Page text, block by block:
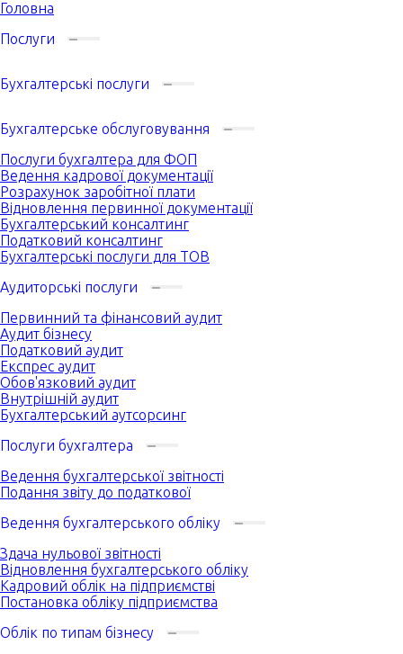
Головна
Послуги
Бухгалтерські послуги
Бухгалтерське обслуговування
Послуги бухгалтера для ФОП
Ведення кадрової документації
Розрахунок заробітної плати
Відновлення первинної документації
Бухгалтерський консалтинг
Податковий консалтинг
Бухгалтерські послуги для ТОВ
Аудиторські послуги
Первинний та фінансовий аудит
Аудит бізнесу
Податковий аудит
Експрес аудит
Обов'язковий аудит
Внутрішній аудит
Бухгалтерський аутсорсинг
Послуги бухгалтера
Ведення бухгалтерської звітності
Подання звіту до податкової
Ведення бухгалтерського обліку
Здача нульової звітності
Відновлення бухгалтерського обліку
Кадровий облік на підприємстві
Постановка обліку підприємства
Облік по типам бізнесу